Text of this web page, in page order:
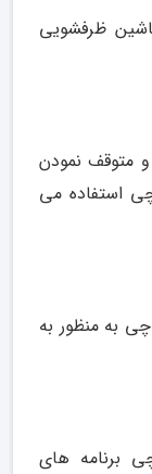
ظرفشویی
متوقف نمودن
استفاده می
به منظور به
برنامه های